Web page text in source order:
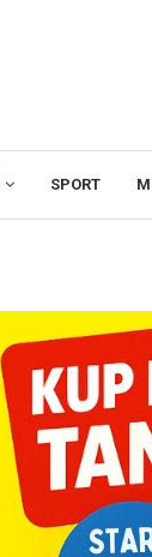
SPORT